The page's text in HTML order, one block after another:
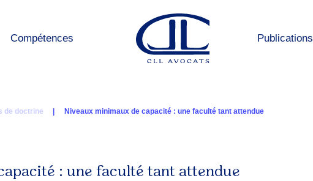
Compétences Publications
de doctrine Niveaux minimaux de capacité : une faculté tant attendue
: une faculté tant attendue